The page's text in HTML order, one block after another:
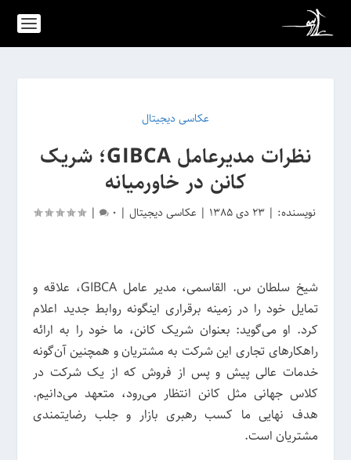
عکاسی دیجیتال
نظرات مدیرعامل GIBCA؛ شریک
کانن در خاورمیانه
نویسنده: | 23 دی 1385 | عکاسی دیجیتال |
0
|
شیخ سلطان س. القاسمی، مدیر عامل GIBCA، علاقه و
تمایل خود را در زمینه برقراری اینگونه روابط جدید اعلام
کرد. او می‌گوید: بعنوان شریک کانن، ما خود را به ارائه
راهکارهای تجاری این شرکت به مشتریان و همچنین آن‌گونه
خدمات عالی پیش و پس از فروش که از یک شرکت در
کلاس جهانی مثل کانن انتظار می‌رود، متعهد می‌دانیم.
هدف نهایی ما کسب رهبری بازار و جلب رضایتمندی
مشتریان است.